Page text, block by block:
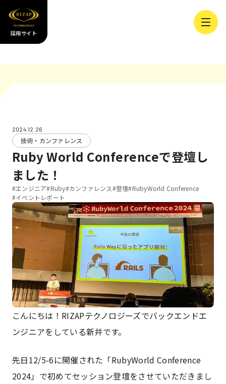
採用サイト
2024.12.26
技術・カンファレンス
Ruby World Conferenceで登壇し
ました！
#エンジニア#Ruby#カンファレンス#登壇#RubyWorld Conference
#イベントレポート
こんにちは！RIZAPテクノロジーズでバックエンドエ
ンジニアをしている新井です。
先日12/5-6に開催された「RubyWorld Conference
2024」で初めてセッション登壇をさせていただきまし